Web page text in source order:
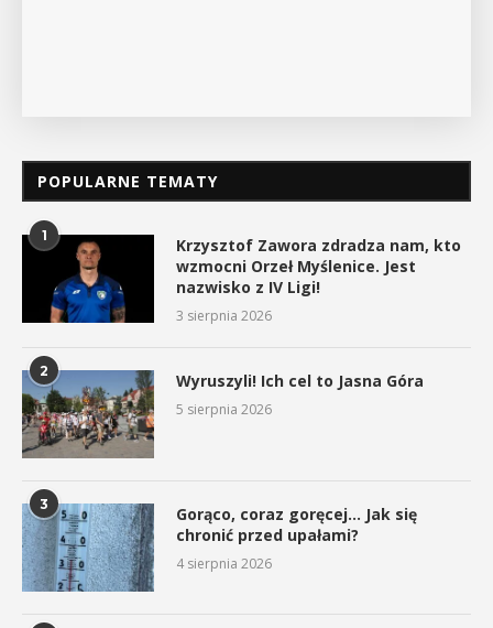
POPULARNE TEMATY
1
Krzysztof Zawora zdradza nam, kto
wzmocni Orzeł Myślenice. Jest
nazwisko z IV Ligi!
3 sierpnia 2026
2 Wyruszyli! Ich cel to Jasna Góra
5 sierpnia 2026
3
Gorąco, coraz goręcej… Jak się
chronić przed upałami?
4 sierpnia 2026